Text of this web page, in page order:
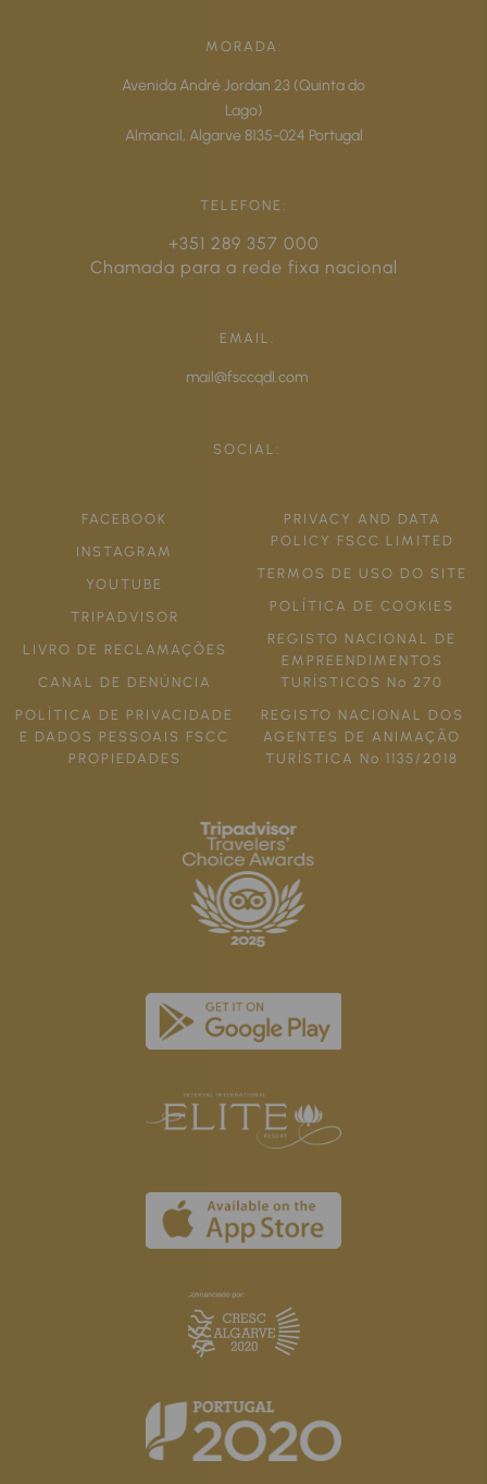
MORADA:
Avenida André Jordan 23 (Quinta do
Lago)
Almancil, Algarve8135-024 Portugal
TELEFONE:
+351 289 357 000
Chamada para a rede fixa nacional
EMAIL:
mail@fsccqdl.com
SOCIAL:
FACEBOOK
INSTAGRAM
YOUTUBE
TRIPADVISOR
LIVRO DE RECLAMAÇÕES
CANAL DE DENÚNCIA
POLÍTICA DE PRIVACIDADE
E DADOS PESSOAIS FSCC
PROPIEDADES
PRIVACY AND DATA
POLICY FSCC LIMITED
TERMOS DE USO DO SITE
POLÍTICA DE COOKIES
REGISTO NACIONAL DE
EMPREENDIMENTOS
TURÍSTICOS Nº 270
REGISTO NACIONAL DOS
AGENTES DE ANIMAÇÃO
TURÍSTICA Nº 1135/2018